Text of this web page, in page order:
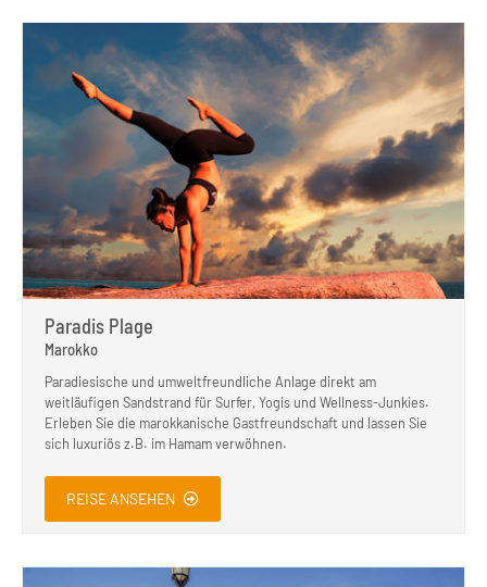
Paradis Plage
Marokko
Paradiesische und umweltfreundliche Anlage direkt am
weitläufigen Sandstrand für Surfer, Yogis und Wellness-Junkies.
Erleben Sie die marokkanische Gastfreundschaft und lassen Sie
sich luxuriös z.B. im Hamam verwöhnen.
REISE ANSEHEN